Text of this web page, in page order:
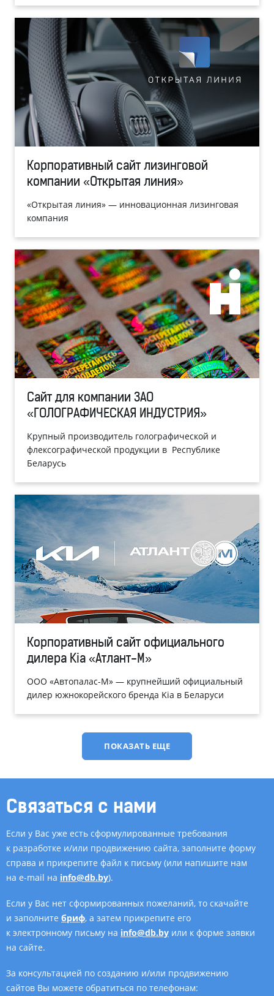
Корпоративный сайт лизинговой
компании «Открытая линия»
«Открытая линия» — инновационная лизинговая
компания
Сайт для компании ЗАО
«ГОЛОГРАФИЧЕСКАЯ ИНДУСТРИЯ»
Крупный производитель голографической и
флексографической продукции в Республике
Беларусь
Корпоративный сайт официального
дилера Kia «Атлант-М»
ООО «Автопалас-М» — крупнейший официальный
дилер южнокорейского бренда Kia в Беларуси
ПОКАЗАТЬ ЕЩЕ
Связаться с нами
Если у Вас уже есть сформулированные требования
к разработке и/или продвижению сайта, заполните форму
справа и прикрепите файл к письму (или напишите нам
на e-mail на info@db.by).
Если у Вас нет сформированных пожеланий, то скачайте
и заполните бриф, а затем прикрепите его
к электронному письму на info@db.by или к форме заявки
на сайте.
За консультацией по созданию и/или продвижению
сайтов Вы можете обратиться по телефонам: